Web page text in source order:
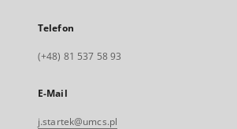
Telefon
(+48) 81 537 58 93
E-Mail
j.startek@umcs.pl